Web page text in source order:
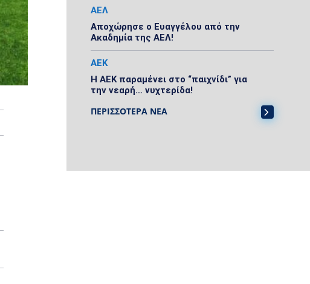
ΑΕΛ
Αποχώρησε ο Ευαγγέλου από την
Ακαδημία της ΑΕΛ!
ΑΕΚ
Η ΑΕΚ παραμένει στο “παιχνίδι” για
την νεαρή… νυχτερίδα!
ΠΕΡΙΣΣΟΤΕΡΑ ΝΕΑ